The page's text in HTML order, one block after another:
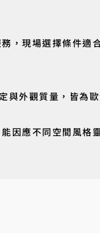
，現場選擇條件適
外觀質量，皆為
因應不同空間風格